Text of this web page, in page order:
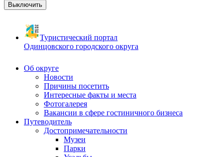
Выключить
Туристический портал
Одинцовского городского округа
Об округе
Новости
Причины посетить
Интересные факты и места
Фотогалерея
Вакансии в сфере гостиничного бизнеса
Путеводитель
Достопримечательности
Музеи
Парки